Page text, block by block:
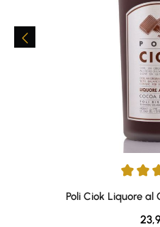
Average rating of 4.75 out of
Poli Ciok Liquore al